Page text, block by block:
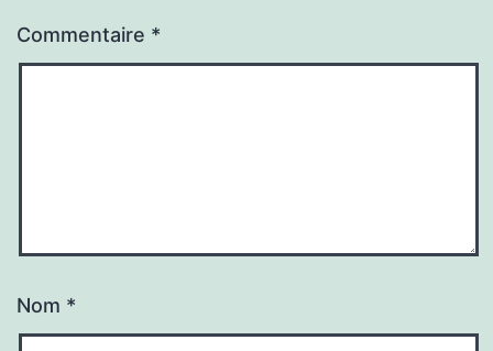
Commentaire *
Nom *